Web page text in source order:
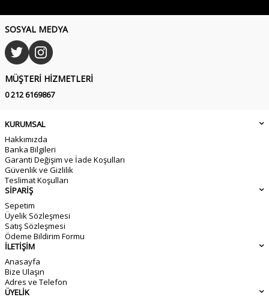
SOSYAL MEDYA
MÜŞTERI HIZMETLERI
0 212 6169867
KURUMSAL
Hakkımızda
Banka Bilgileri
Garanti Değişim ve İade Koşulları
Güvenlik ve Gizlilik
Teslimat Koşulları
SİPARİŞ
Sepetim
Üyelik Sözleşmesi
Satış Sözleşmesi
Ödeme Bildirim Formu
İLETİŞİM
Anasayfa
Bize Ulaşın
Adres ve Telefon
ÜYELİK